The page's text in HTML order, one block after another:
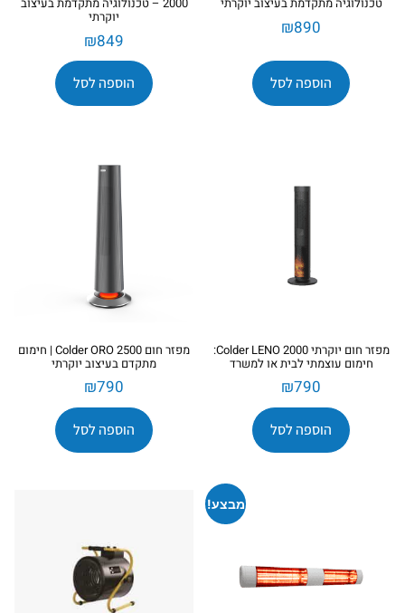
₪890
הוספה לסל
יוקרתי
₪849
הוספה לסל
מפזר חום יוקרתי Colder LENO 2000:
חימום עוצמתי לבית או למשרד
₪790
הוספה לסל
מפזר חום Colder ORO 2500 | חימום
מתקדם בעיצוב יוקרתי
₪790
הוספה לסל
מבצע!